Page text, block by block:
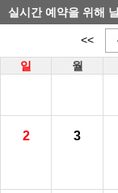
실시간 예약을 위해
<<
일 월
2 3